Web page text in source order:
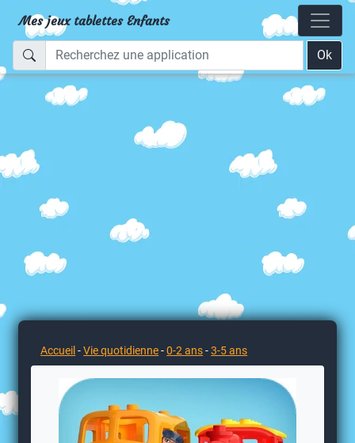
Mes jeux tablettes Enfants
Ok
Accueil -Vie quotidienne-0-2 ans-3-5 ans